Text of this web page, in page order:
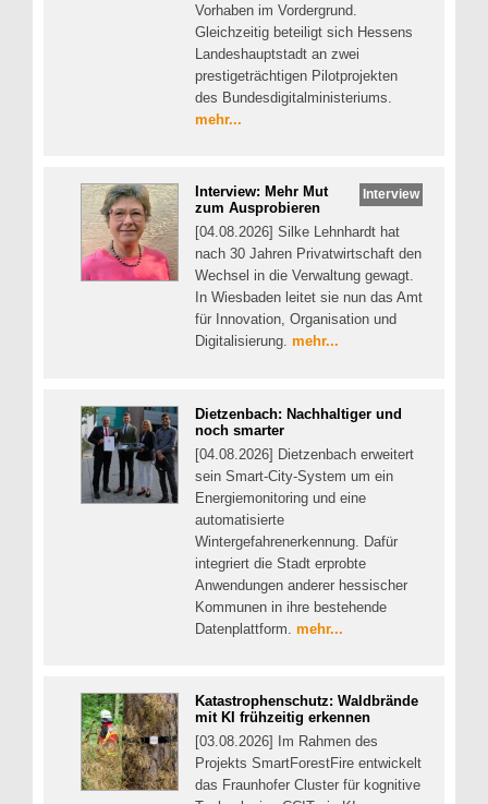
Vorhaben im Vordergrund.
Gleichzeitig beteiligt sich Hessens
Landeshauptstadt an zwei
prestigeträchtigen Pilotprojekten
des Bundesdigitalministeriums.
mehr...
Interview
Interview: Mehr Mut
zum Ausprobieren
[04.08.2026] Silke Lehnhardt hat
nach 30 Jahren Privatwirtschaft den
Wechsel in die Verwaltung gewagt.
In Wiesbaden leitet sie nun das Amt
für Innovation, Organisation und
Digitalisierung. mehr...
Dietzenbach: Nachhaltiger und
noch smarter
[04.08.2026] Dietzenbach erweitert
sein Smart-City-System um ein
Energiemonitoring und eine
automatisierte
Wintergefahrenerkennung. Dafür
integriert die Stadt erprobte
Anwendungen anderer hessischer
Kommunen in ihre bestehende
Datenplattform. mehr...
Katastrophenschutz: Waldbrände
mit KI frühzeitig erkennen
[03.08.2026] Im Rahmen des
Projekts SmartForestFire entwickelt
das Fraunhofer Cluster für kognitive